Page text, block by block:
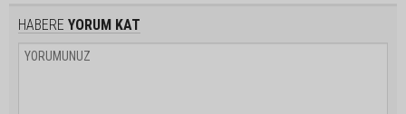
HABERE YORUM KAT